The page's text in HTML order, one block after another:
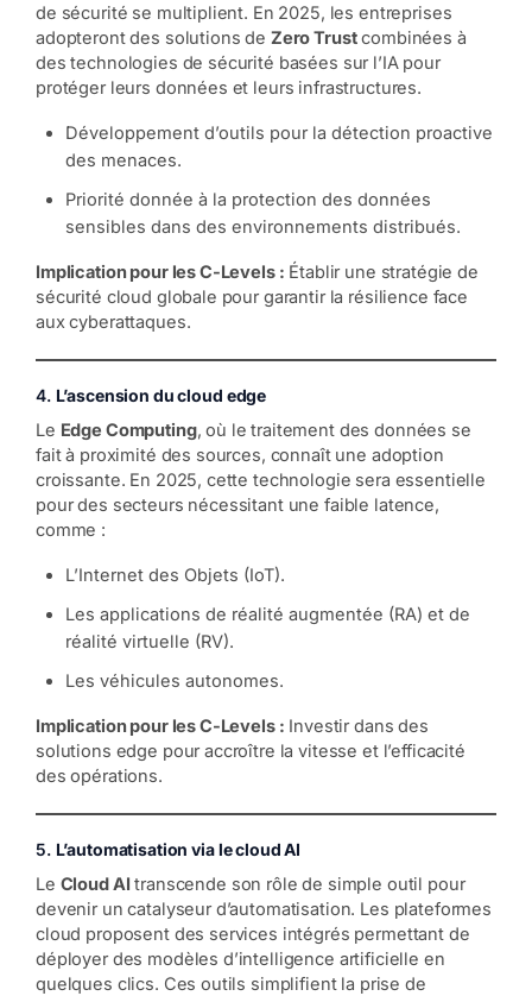
de sécurité se multiplient. En 2025, les entreprises
adopteront des solutions de Zero Trustcombinées à
des technologies de sécurité basées sur l’IA pour
protéger leurs données et leurs infrastructures.
Développement d’outils pour la détection proactive
des menaces.
Priorité donnée à la protection des données
sensibles dans des environnements distribués.
Implication pour les C-Levels : Établir une stratégie de
sécurité cloud globale pour garantir la résilience face
aux cyberattaques.
4. L’ascension du cloud edge
Le Edge Computing, où le traitement des données se
fait à proximité des sources, connaît une adoption
croissante. En 2025, cette technologie sera essentielle
pour des secteurs nécessitant une faible latence,
comme :
L’Internet des Objets (IoT).
Les applications de réalité augmentée (RA) et de
réalité virtuelle (RV).
Les véhicules autonomes.
Implication pour les C-Levels : Investir dans des
solutions edge pour accroître la vitesse et l’efficacité
des opérations.
5. L’automatisation via le cloud AI
Le Cloud AItranscende son rôle de simple outil pour
devenir un catalyseur d’automatisation. Les plateformes
cloud proposent des services intégrés permettant de
déployer des modèles d’intelligence artificielle en
quelques clics. Ces outils simplifient la prise de